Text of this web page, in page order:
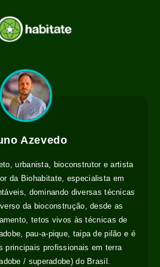
Azevedo
urbanista, bioconstrutor e artista
da Biohabitate, especialista em
dominando diversas técnicas
da bioconstrução, desde as
tetos vivos às técnicas de
pau-a-pique, taipa de pilão e é
principais profissionais em terra
/ superadobe) do Brasil.